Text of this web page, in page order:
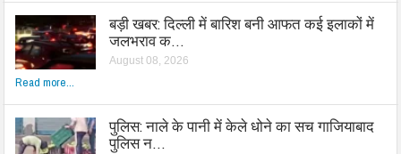
बड़ी खबर: दिल्ली में बारिश बनी आफत कई इलाकों में
जलभराव क…
August 08, 2026
Read more...
पुलिस: नाले के पानी में केले धोने का सच गाजियाबाद
पुलिस न…